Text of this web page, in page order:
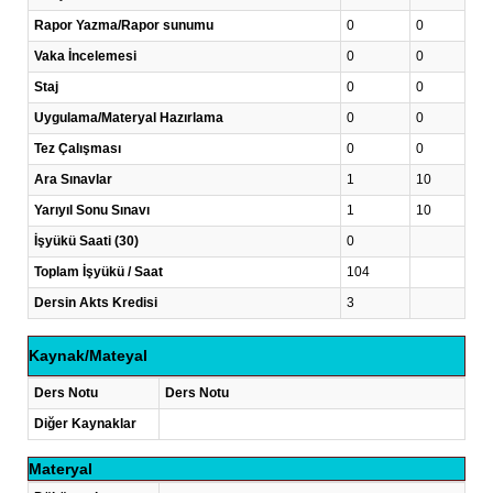
Rapor Yazma/Rapor sunumu
0 0
Vaka İncelemesi
0 0
Staj
0 0
Uygulama/Materyal Hazırlama
0 0
Tez Çalışması
0 0
Ara Sınavlar
1 10
Yarıyıl Sonu Sınavı
1 10
İşyükü Saati (30)
0
Toplam İşyükü / Saat
104
Dersin Akts Kredisi
3
Kaynak/Mateyal
Ders Notu
Ders Notu
Diğer Kaynaklar
Materyal